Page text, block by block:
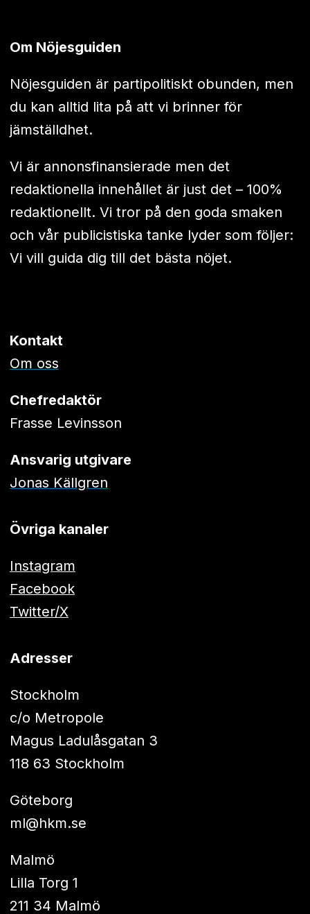
Om Nöjesguiden
Nöjesguiden är partipolitiskt obunden, men
du kan alltid lita på att vi brinner för
jämställdhet.
Vi är annonsfinansierade men det
redaktionella innehållet är just det – 100%
redaktionellt. Vi tror på den goda smaken
och vår publicistiska tanke lyder som följer:
Vi vill guida dig till det bästa nöjet.
Kontakt
Om oss
Chefredaktör
Frasse Levinsson
Ansvarig utgivare
Jonas Källgren
Övriga kanaler
Instagram
Facebook
Twitter/X
Adresser
Stockholm
c/o Metropole
Magus Ladulåsgatan 3
118 63 Stockholm
Göteborg
ml@hkm.se
Malmö
Lilla Torg 1
211 34 Malmö